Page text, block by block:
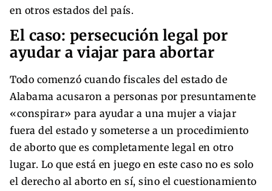
en otros estados del país.
El caso: persecución legal por
ayudar a viajar para abortar
Todo comenzó cuando fiscales del estado de
Alabama acusaron a personas por presuntamente
«conspirar» para ayudar a una mujer a viajar
fuera del estado y someterse a un procedimiento
de aborto que es completamente legal en otro
lugar. Lo que está en juego en este caso no es solo
el derecho al aborto en sí, sino el cuestionamiento